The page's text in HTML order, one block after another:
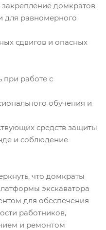
домкратов
для равномерного
сдвигов и опасных
при работе с
обучения и
средств защиты
и соблюдение
что домкраты
экскаватора
для обеспечения
работников,
и ремонтом